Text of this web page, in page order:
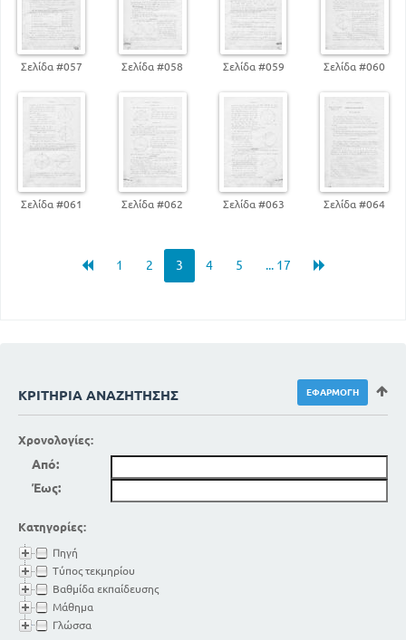
Σελίδα #057 Σελίδα #058 Σελίδα #059 Σελίδα #060
Σελίδα #061 Σελίδα #062 Σελίδα #063 Σελίδα #064
1 2 3 4 5 ... 17
ΚΡΙΤΉΡΙΑ ΑΝΑΖΉΤΗΣΗΣ
Χρονολογίες:
Από:
Έως:
Κατηγορίες:
Πηγή
Τύπος τεκμηρίου
Βαθμίδα εκπαίδευσης
Μάθημα
Γλώσσα